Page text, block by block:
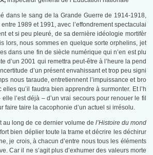
dans le sang de la Grande Guerre de 1914-1918,
1989 et 1991, avec l’effondrement spectaculai
et si peu pleuré, de sa dernière idéologie mortifèr
lors, nous sommes en quelque sorte orphelins, jet
dans une fin de siècle numérique qui n’en est plu
d’un 2001 qui remettra peut-être à l’heure la pend
d’un présent envahissant et trop peu signi
nous taraude, entretiennent l’impuissance et bro
elles qu’il faudra bien apprendre à surmonter. Et l’h
l’est déjà – d’un vrai secours pour renouer le fil
faire taire la cacophonie d’un actuel si irrésolu.
au long de ce dernier volume de l’Histoire du mond
bien déplier toute la trame et décrire les déchirur
je crois, à chacun d’entre nous tous les éléments
Car il ne s’agit plus d’exhumer des valeurs morte